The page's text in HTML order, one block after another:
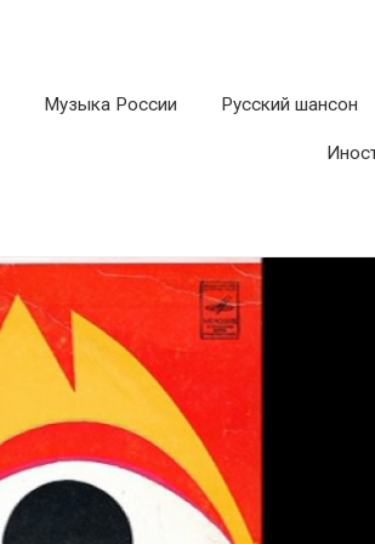
Музыка России Русский шансон